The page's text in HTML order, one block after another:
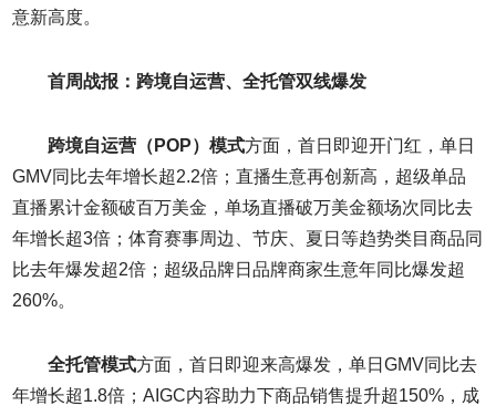
意新高度。
首周战报：跨境自运营、全托管双线爆发
跨境自运营（ POP）模式方面，首日即迎开门红，单日
GMV同比去年增长超2.2倍；直播生意再创新高，超级单品
直播累计金额破百万美金，单场直播破万美金额场次同比去
年增长超3倍；体育赛事周边、节庆、夏日等趋势类目商品同
比去年爆发超2倍；超级品牌日品牌商家生意年同比爆发超
260%。
全托管模式方面，首日即迎来高爆发，单日GMV同比去
年增长超1.8倍；AIGC内容助力下商品销售提升超150%，成